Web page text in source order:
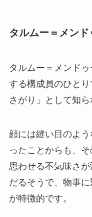
タルムー＝メンド
タルムー＝メンド
する構成員のひと
さがり」として知ら
顔には縫い目のよ
ったことからも、
思わせる不気味さ
だるそうで、物事
が特徴的です。